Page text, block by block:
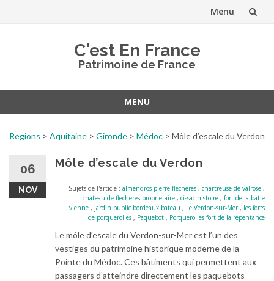
Menu
C'est En France
Patrimoine de France
MENU
Regions > Aquitaine > Gironde > Médoc > Môle d’escale du Verdon
06
NOV
Môle d’escale du Verdon
Sujets de l'article : almendros pierre flecheres , chartreuse de valrose ,
chateau de flecheres proprietaire , cissac histoire , fort de la batie
vienne , jardin public bordeaux bateau , Le Verdon-sur-Mer, les forts
de porquerolles , Paquebot , Porquerolles fort de la repentance
Le môle d’escale du Verdon-sur-Mer est l’un des
vestiges du patrimoine historique moderne de la
Pointe du Médoc. Ces bâtiments qui permettent aux
passagers d’atteindre directement les paquebots